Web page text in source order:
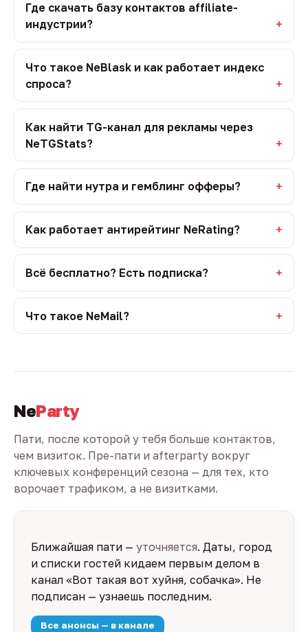
Где скачать базу контактов affiliate-
индустрии?
Что такое NeBlask и как работает индекс
спроса?
Как найти TG-канал для рекламы через
NeTGStats?
Где найти нутра и гемблинг офферы?
Как работает антирейтинг NeRating?
Всё бесплатно? Есть подписка?
Что такое NeMail?
NeParty
Пати, после которой у тебя больше контактов,
чем визиток. Пре-пати и afterparty вокруг
ключевых конференций сезона — для тех, кто
ворочает трафиком, а не визитками.
Ближайшая пати — уточняется. Даты, город
и списки гостей кидаем первым делом в
канал «Вот такая вот хуйня, собачка». Не
подписан — узнаешь последним.
Все анонсы — в канале